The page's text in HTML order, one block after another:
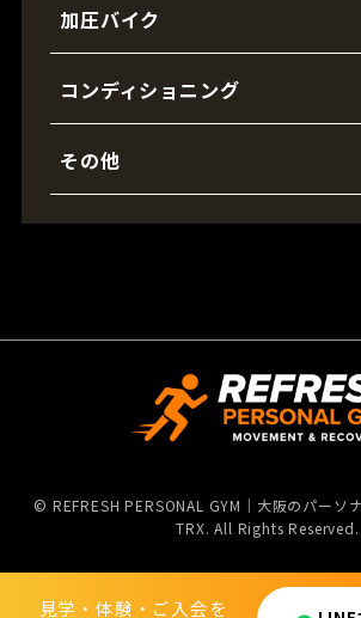
加圧バイク
コンディショニング
その他
見学・体験・ご入会を
見学・体験・ご入会を
© REFRESH PERSONAL GYM｜大阪のパーソ
TRX. All Rights Reserved.